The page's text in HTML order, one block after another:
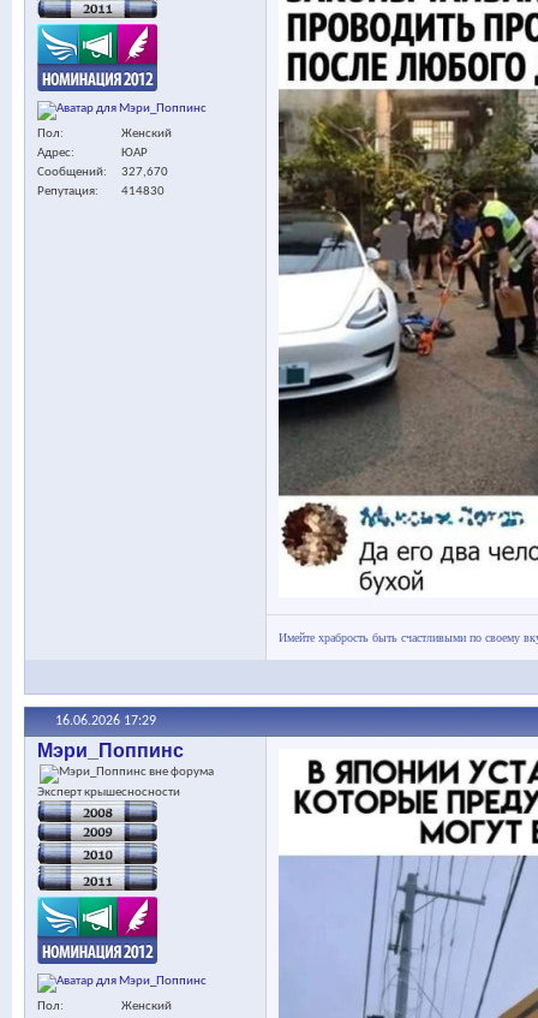
Пол
Женский
Адрес
ЮАР
Сообщений
327,670
Репутация
414830
Имейте храбрость быть счастливыми по своему
16.06.2026 17:29
Мэри_Поппинс
Эксперт крышесносности
Пол
Женский